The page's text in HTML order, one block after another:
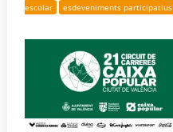
escolar
esdeveniments participatius